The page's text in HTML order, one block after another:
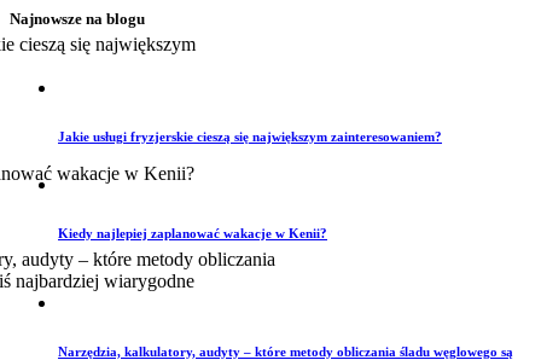
Najnowsze na blogu
Jakie usługi fryzjerskie cieszą się największym zainteresowaniem?
Kiedy najlepiej zaplanować wakacje w Kenii?
Narzędzia, kalkulatory, audyty – które metody obliczania śladu węglowego są